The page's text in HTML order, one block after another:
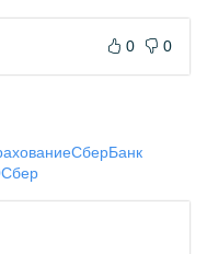
0 0
СберБанк
Сбер